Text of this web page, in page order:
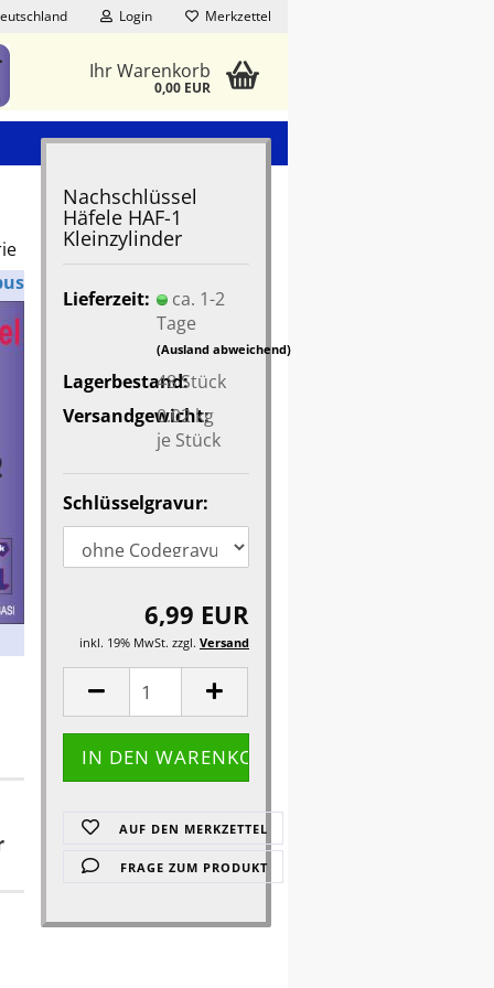
Login Merkzettel
Ihr Warenkorb
0,00 EUR
Nachschlüssel
Häfele HAF-1
Kleinzylinder
Lieferzeit:
ca. 1-2
Tage
(Ausland abweichend)
Lagerbestand:
48Stück
Versandgewicht:
0.02kg
je Stück
Schlüsselgravur:
6,99 EUR
inkl. 19% MwSt. zzgl. Versand
AUF DEN MERKZETTEL
FRAGE ZUM PRODUKT